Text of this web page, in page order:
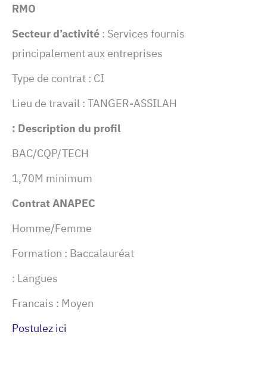
RMO
Secteur d’activité: Services fournis
principalement aux entreprises
Type de contrat : CI
Lieu de travail : TANGER-ASSILAH
Description du profil :
BAC/CQP/TECH
1,70M minimum
Contrat ANAPEC
Homme/Femme
Formation : Baccalauréat
Langues :
Francais : Moyen
Postulez ici